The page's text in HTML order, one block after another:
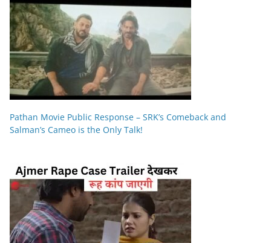
Pathan Movie Public Response – SRK’s Comeback and
Salman’s Cameo is the Only Talk!